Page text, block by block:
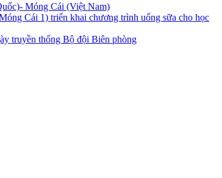
Móng Cái (Việt Nam)
Cái 1) triển khai chương trình uống sữa cho học
truyền thống Bộ đội Biên phòng